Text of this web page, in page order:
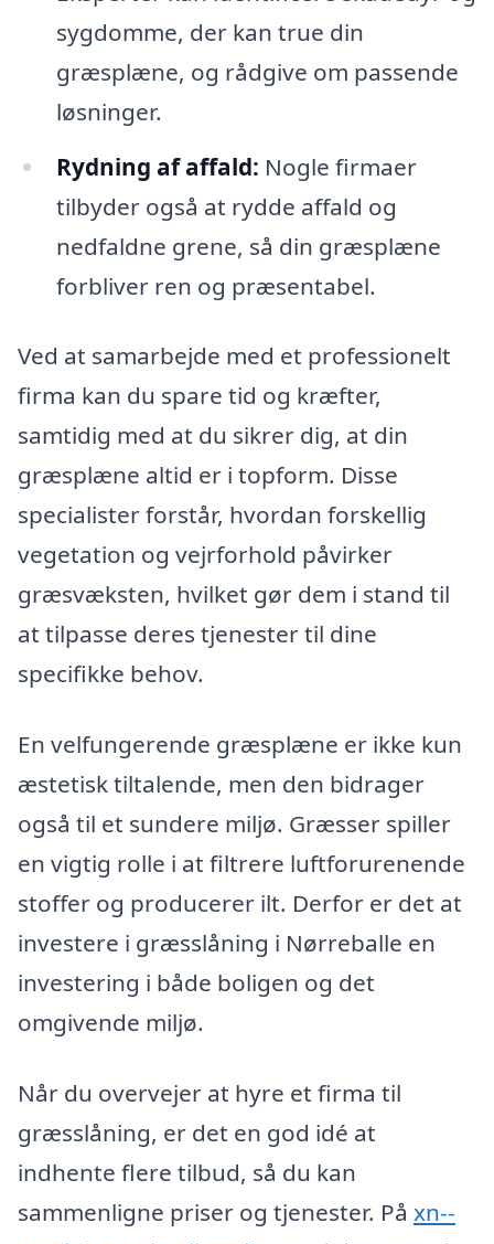
sygdomme, der kan true din
græsplæne, og rådgive om passende
løsninger.
Rydning af affald: Nogle firmaer
tilbyder også at rydde affald og
nedfaldne grene, så din græsplæne
forbliver ren og præsentabel.
Ved at samarbejde med et professionelt
firma kan du spare tid og kræfter,
samtidig med at du sikrer dig, at din
græsplæne altid er i topform. Disse
specialister forstår, hvordan forskellig
vegetation og vejrforhold påvirker
græsvæksten, hvilket gør dem i stand til
at tilpasse deres tjenester til dine
specifikke behov.
En velfungerende græsplæne er ikke kun
æstetisk tiltalende, men den bidrager
også til et sundere miljø. Græsser spiller
en vigtig rolle i at filtrere luftforurenende
stoffer og producerer ilt. Derfor er det at
investere i græsslåning i Nørreballe en
investering i både boligen og det
omgivende miljø.
Når du overvejer at hyre et firma til
græsslåning, er det en god idé at
indhente flere tilbud, så du kan
sammenligne priser og tjenester. På xn--